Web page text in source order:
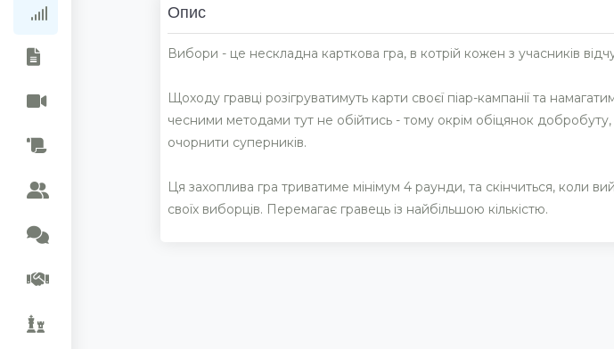
Рейтинг колекційОпис
Вибори - це нескладна карткова гра, в котрій кожен з учасників
Щоходу гравці розігруватимуть карти своєї піар-кампанії та
чесними методами тут не обійтись - тому окрім обіцянок
очорнити суперників.
Ця захоплива гра триватиме мінімум 4 раунди, та скінчиться, коли
своїх виборців. Перемагає гравець із найбільшою кількістю.